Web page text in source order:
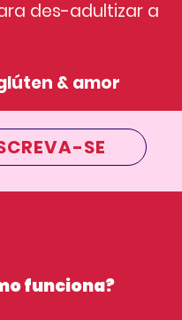
des-adultizar a
& amor
SE
funciona?